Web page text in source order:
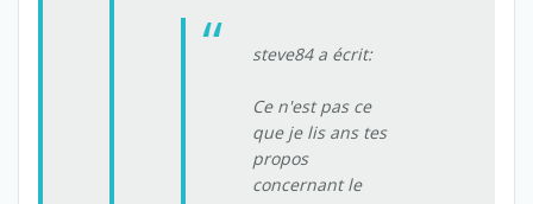
steve84 a écrit:
Ce n'est pas ce
que je lis ans tes
propos
concernant le